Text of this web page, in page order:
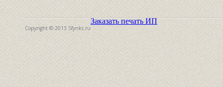
Copyright © 2013 Sfynks.ru
Заказать печать ИП